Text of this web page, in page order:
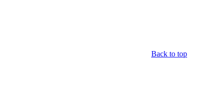
Back to top